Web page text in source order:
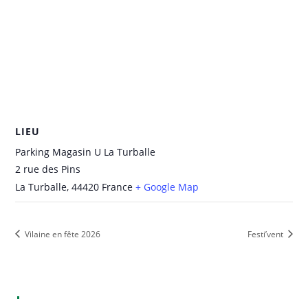
LIEU
Parking Magasin U La Turballe
2 rue des Pins
La Turballe, 44420 France + Google Map
Vilaine en fête 2026 Festi’vent